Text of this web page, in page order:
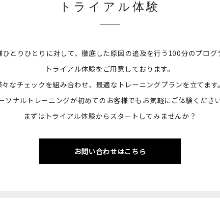
トライアル体験
ひとりひとりに対して、徹底した原因の追及を行う100分のプログ
トライアル体験をご用意しております。
々なチェックを組み合わせ、最適なトレーニングプランを立てます。
ソナルトレーニングが初めてのお客様でもお気軽にご体験ください
まずはトライアル体験からスタートしてみませんか？
お問い合わせはこちら